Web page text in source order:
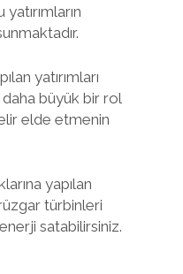
yatırımları
büyük bir rol
elde etmenin
yapılan
türbinleri
satabilirsiniz.